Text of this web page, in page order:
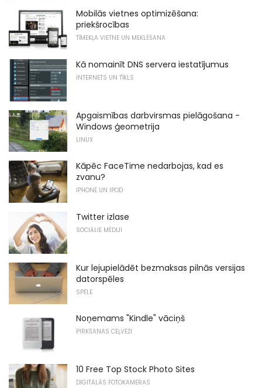
Mobilās vietnes optimizēšana:
priekšrocības
TĪMEKĻA VIETNE UN MEKLĒŠANA
Kā nomainīt DNS servera iestatījumus
INTERNETS UN TĪKLS
Apgaismības darbvirsmas pielāgošana -
Windows ģeometrija
LINUX
Kāpēc FaceTime nedarbojas, kad es
zvanu?
IPHONE UN IPOD
Twitter izlase
SOCIĀLIE MĒDIJI
Kur lejupielādēt bezmaksas pilnās versijas
datorspēles
SPĒLE
Noņemams "Kindle" vāciņš
PIRKŠANAS CEĻVEŽI
10 Free Top Stock Photo Sites
DIGITĀLĀS FOTOKAMERAS